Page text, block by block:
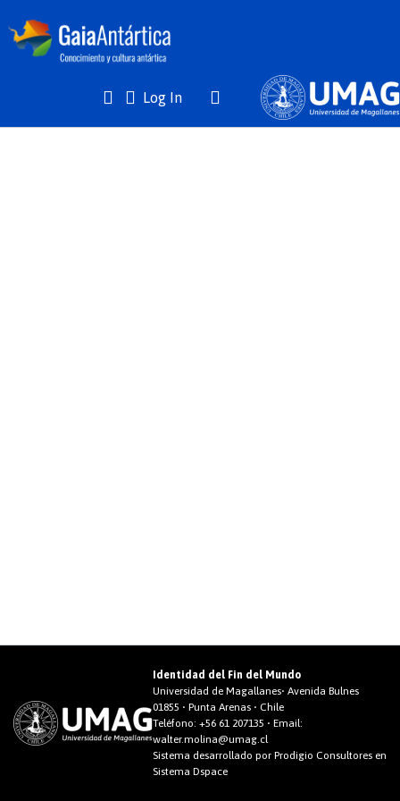
Log In(current)
Identidad del Fin del Mundo
Universidad de Magallanes• Avenida Bulnes
01855 • Punta Arenas • Chile
Teléfono: +56 61 207135 • Email:
walter.molina@umag.cl
Sistema desarrollado por Prodigio Consultores en
Sistema Dspace